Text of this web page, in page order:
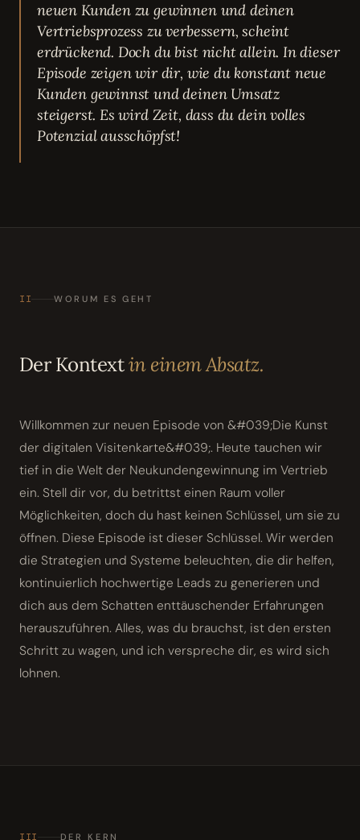
neuen Kunden zu gewinnen und deinen
Vertriebsprozess zu verbessern, scheint
erdrückend. Doch du bist nicht allein. In dieser
Episode zeigen wir dir, wie du konstant neue
Kunden gewinnst und deinen Umsatz
steigerst. Es wird Zeit, dass du dein volles
Potenzial ausschöpfst!
II WORUM ES GEHT
Der Kontextin einem Absatz.
Willkommen zur neuen Episode von &#039;Die Kunst
der digitalen Visitenkarte&#039;. Heute tauchen wir
tief in die Welt der Neukundengewinnung im Vertrieb
ein. Stell dir vor, du betrittst einen Raum voller
Möglichkeiten, doch du hast keinen Schlüssel, um sie zu
öffnen. Diese Episode ist dieser Schlüssel. Wir werden
die Strategien und Systeme beleuchten, die dir helfen,
kontinuierlich hochwertige Leads zu generieren und
dich aus dem Schatten enttäuschender Erfahrungen
herauszuführen. Alles, was du brauchst, ist den ersten
Schritt zu wagen, und ich verspreche dir, es wird sich
lohnen.
III DER KERN